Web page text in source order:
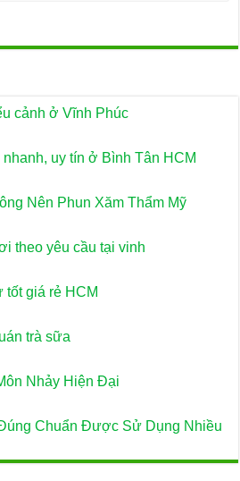
cảnh ở Vĩnh Phúc
uy tín ở Bình Tân HCM
Nên Phun Xăm Thẩm Mỹ
theo yêu cầu tại vinh
tốt giá rẻ HCM
trà sữa
Nhảy Hiện Đại
Chuẩn Được Sử Dụng Nhiều